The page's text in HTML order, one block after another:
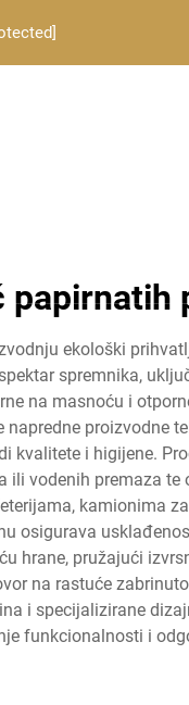
papirnatih
ekološki
spremnika,
na masnoću i
proizvodne
kvalitete i higijene.
vodenih premaza
kamionima
osigurava
hrane, pružajući
na rastuće
i specijalizirane
funkcionalnosti i